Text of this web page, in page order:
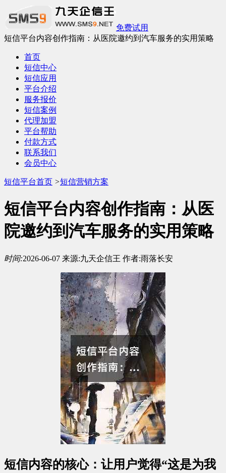
免费试用
短信平台内容创作指南：从医院邀约到汽车服务的实用策略
首页
短信中心
短信应用
平台介绍
服务报价
短信案例
代理加盟
平台帮助
付款方式
联系我们
会员中心
短信平台首页 >短信营销方案
短信平台内容创作指南：从医
院邀约到汽车服务的实用策略
时间:2026-06-07 来源:九天企信王 作者:雨落长安
短信内容的核心：让用户觉得“这是为我